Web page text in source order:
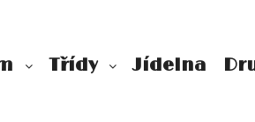
Třídy Jídelna